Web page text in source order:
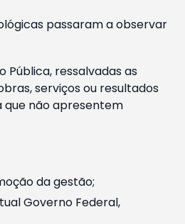
passaram a observar
Pública, ressalvadas as
serviços ou resultados
que não apresentem
da gestão;
Governo Federal,